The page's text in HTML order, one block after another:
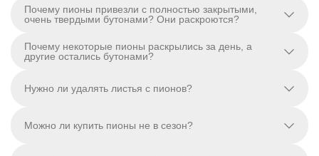
Почему пионы привезли с полностью закрытыми,
очень твердыми бутонами? Они раскроются?
Почему некоторые пионы раскрылись за день, а
другие остались бутонами?
Нужно ли удалять листья с пионов?
Можно ли купить пионы не в сезон?